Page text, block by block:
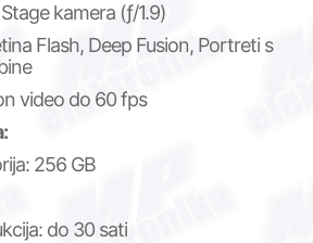
kamera (ƒ/1.9)
Flash, Deep Fusion, Portreti s
video do 60 fps
256 GB
do 30 sati